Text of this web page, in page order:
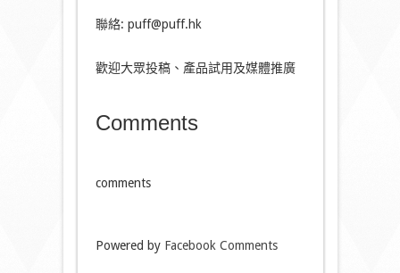
聯絡: puff@puff.hk
歡迎大眾投稿、產品試用及媒體推廣
Comments
comments
Powered by Facebook Comments